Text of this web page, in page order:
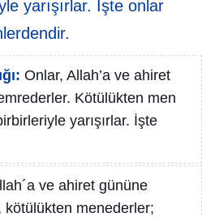
yarışırlar. İşte onlar
Onlar, Allah’a ve ahiret
Kötülükten men
yarışırlar. İşte
ve ahiret gününe
kötülükten menederler;